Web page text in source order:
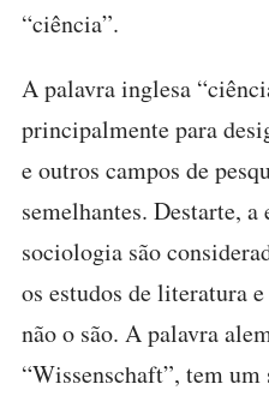
“ciência”.
A palavra inglesa
principalmente para
e outros campos de
semelhantes. Destarte,
sociologia são
os estudos de literatura
não o são. A palavra
“Wissenschaft”, tem